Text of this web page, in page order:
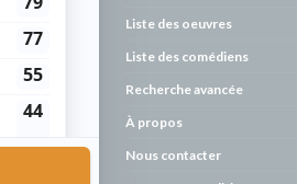
Liste des oeuvres
Liste des comédiens
Recherche avancée
À propos
Nous contacter